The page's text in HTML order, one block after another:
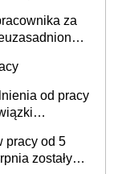
za
od pracy
pracy od 5
zostały